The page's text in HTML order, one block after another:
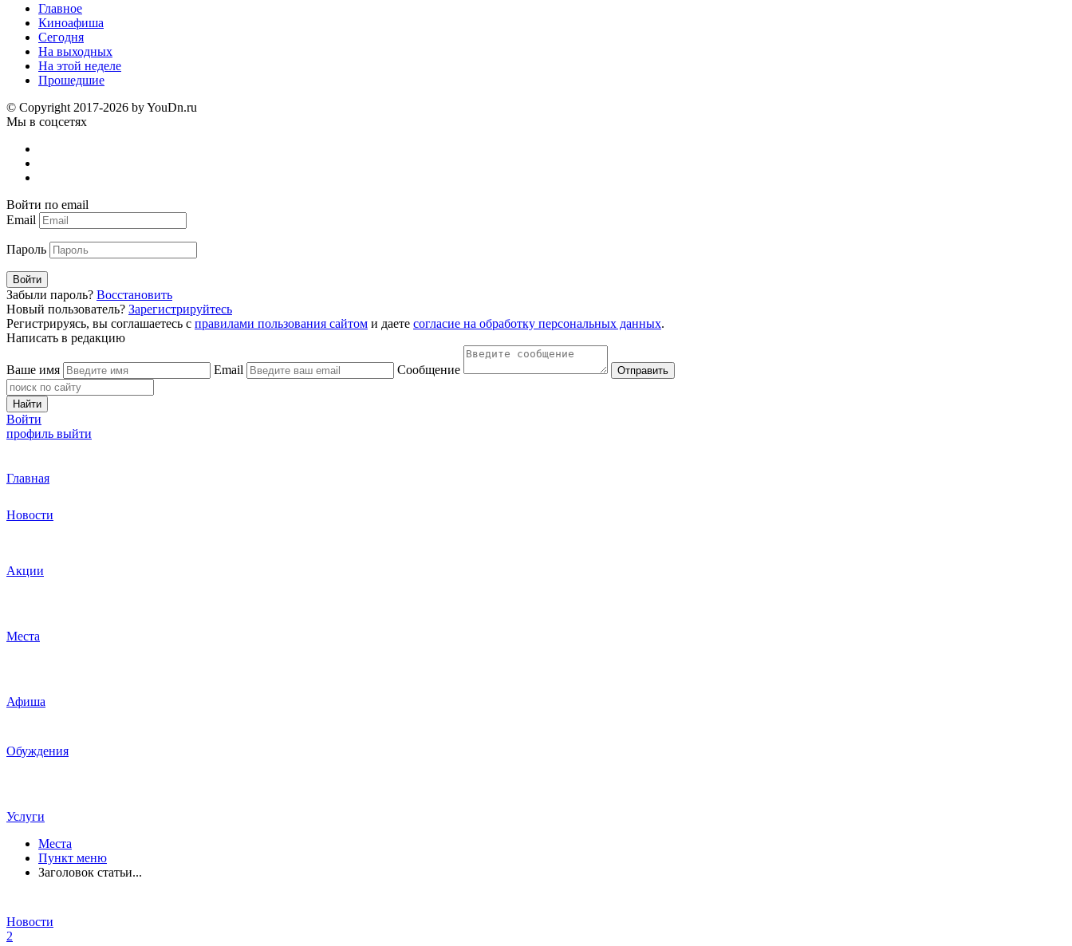
Главное
Киноафиша
Сегодня
На выходных
На этой неделе
Прошедшие
© Copyright 2017-2026 by YouDn.ru
Мы в соцсетях
Войти по email
Email
Пароль
Войти
Забыли пароль? Восстановить
Новый пользователь? Зарегистрируйтесь
Регистрируясь, вы соглашаетесь с правилами пользования сайтом и даете согласие на обработку персональных данных.
Написать в редакцию
Ваше имя Email Сообщение Отправить
Найти
Войти
профиль выйти
Главная
Новости
Акции
Места
Афиша
Обуждения
Услуги
Места
Пункт меню
Заголовок статьи...
Новости
2